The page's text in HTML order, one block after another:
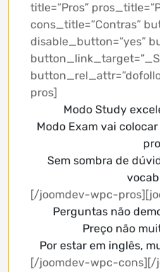
title=”Pros”
cons_title=”Contras”
disable_button=”yes”
pros]
Modo Study
Modo Exam vai
Sem sombra de
[/joomdev-wpc-
Perguntas não
Preço não
Por estar em inglês,
[/joomdev-wpc-